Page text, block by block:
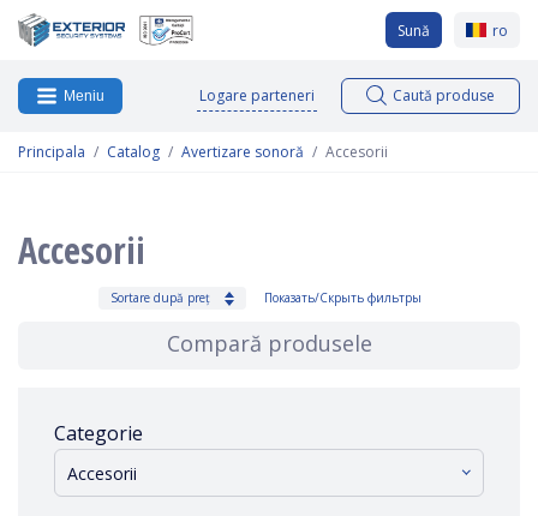
Sună ro
Meniu Logare parteneri Caută produse
Principala Catalog Avertizare sonoră Accesorii
Accesorii
Sortare după preț Показать/Скрыть фильтры
Compară produsele
Categorie
Accesorii